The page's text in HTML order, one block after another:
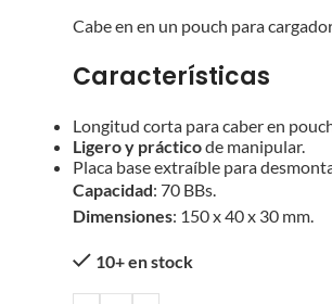
Cabe en en un pouch para
Características
Longitud corta para caber en
Ligero y prácticode manipular.
Placa base extraíble para
Capacidad: 70 BBs.
Dimensiones: 150 x 40 x 30 mm.
10+ en stock